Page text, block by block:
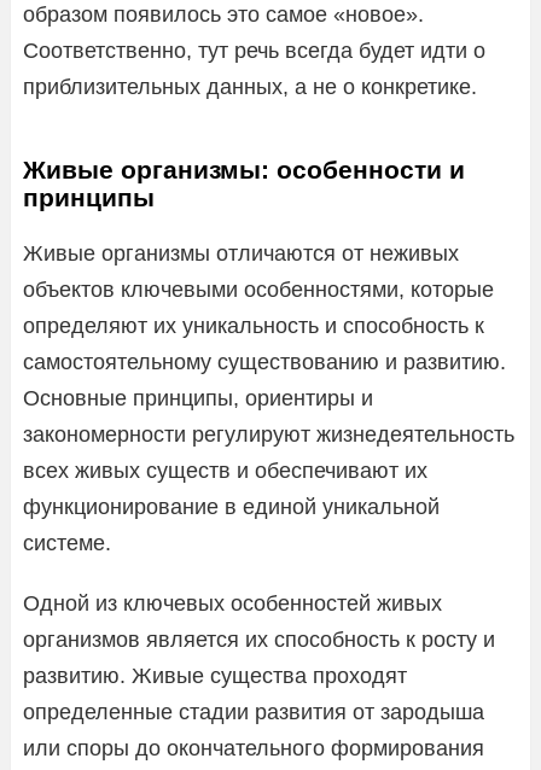
образом появилось это самое «новое».
Соответственно, тут речь всегда будет идти о
приблизительных данных, а не о конкретике.
Живые организмы: особенности и
принципы
Живые организмы отличаются от неживых
объектов ключевыми особенностями, которые
определяют их уникальность и способность к
самостоятельному существованию и развитию.
Основные принципы, ориентиры и
закономерности регулируют жизнедеятельность
всех живых существ и обеспечивают их
функционирование в единой уникальной
системе.
Одной из ключевых особенностей живых
организмов является их способность к росту и
развитию. Живые существа проходят
определенные стадии развития от зародыша
или споры до окончательного формирования